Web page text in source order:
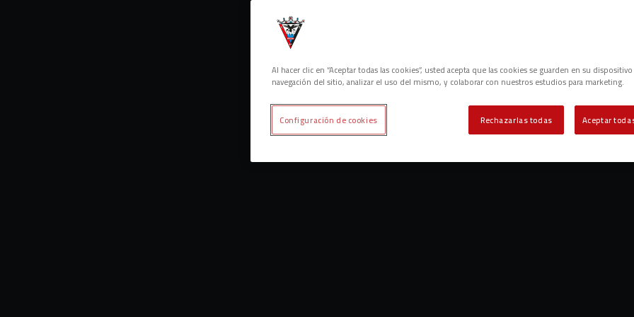
Al hacer clic en “Aceptar todas las cookies”, usted acepta que las cookies se guarden en su
navegación del sitio, analizar el uso del mismo, y colaborar con nuestros estudios para marketing.
Rechazarlas todas Aceptar
Configuración de cookies